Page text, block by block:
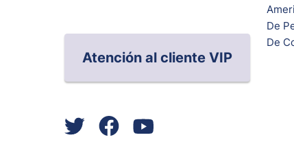
Atención al cliente VIP
De
De